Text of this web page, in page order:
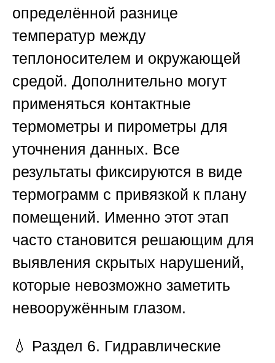
определённой разнице
температур между
теплоносителем и окружающей
средой. Дополнительно могут
применяться контактные
термометры и пирометры для
уточнения данных. Все
результаты фиксируются в виде
термограмм с привязкой к плану
помещений. Именно этот этап
часто становится решающим для
выявления скрытых нарушений,
которые невозможно заметить
невооружённым глазом.
💧 Раздел 6. Гидравлические